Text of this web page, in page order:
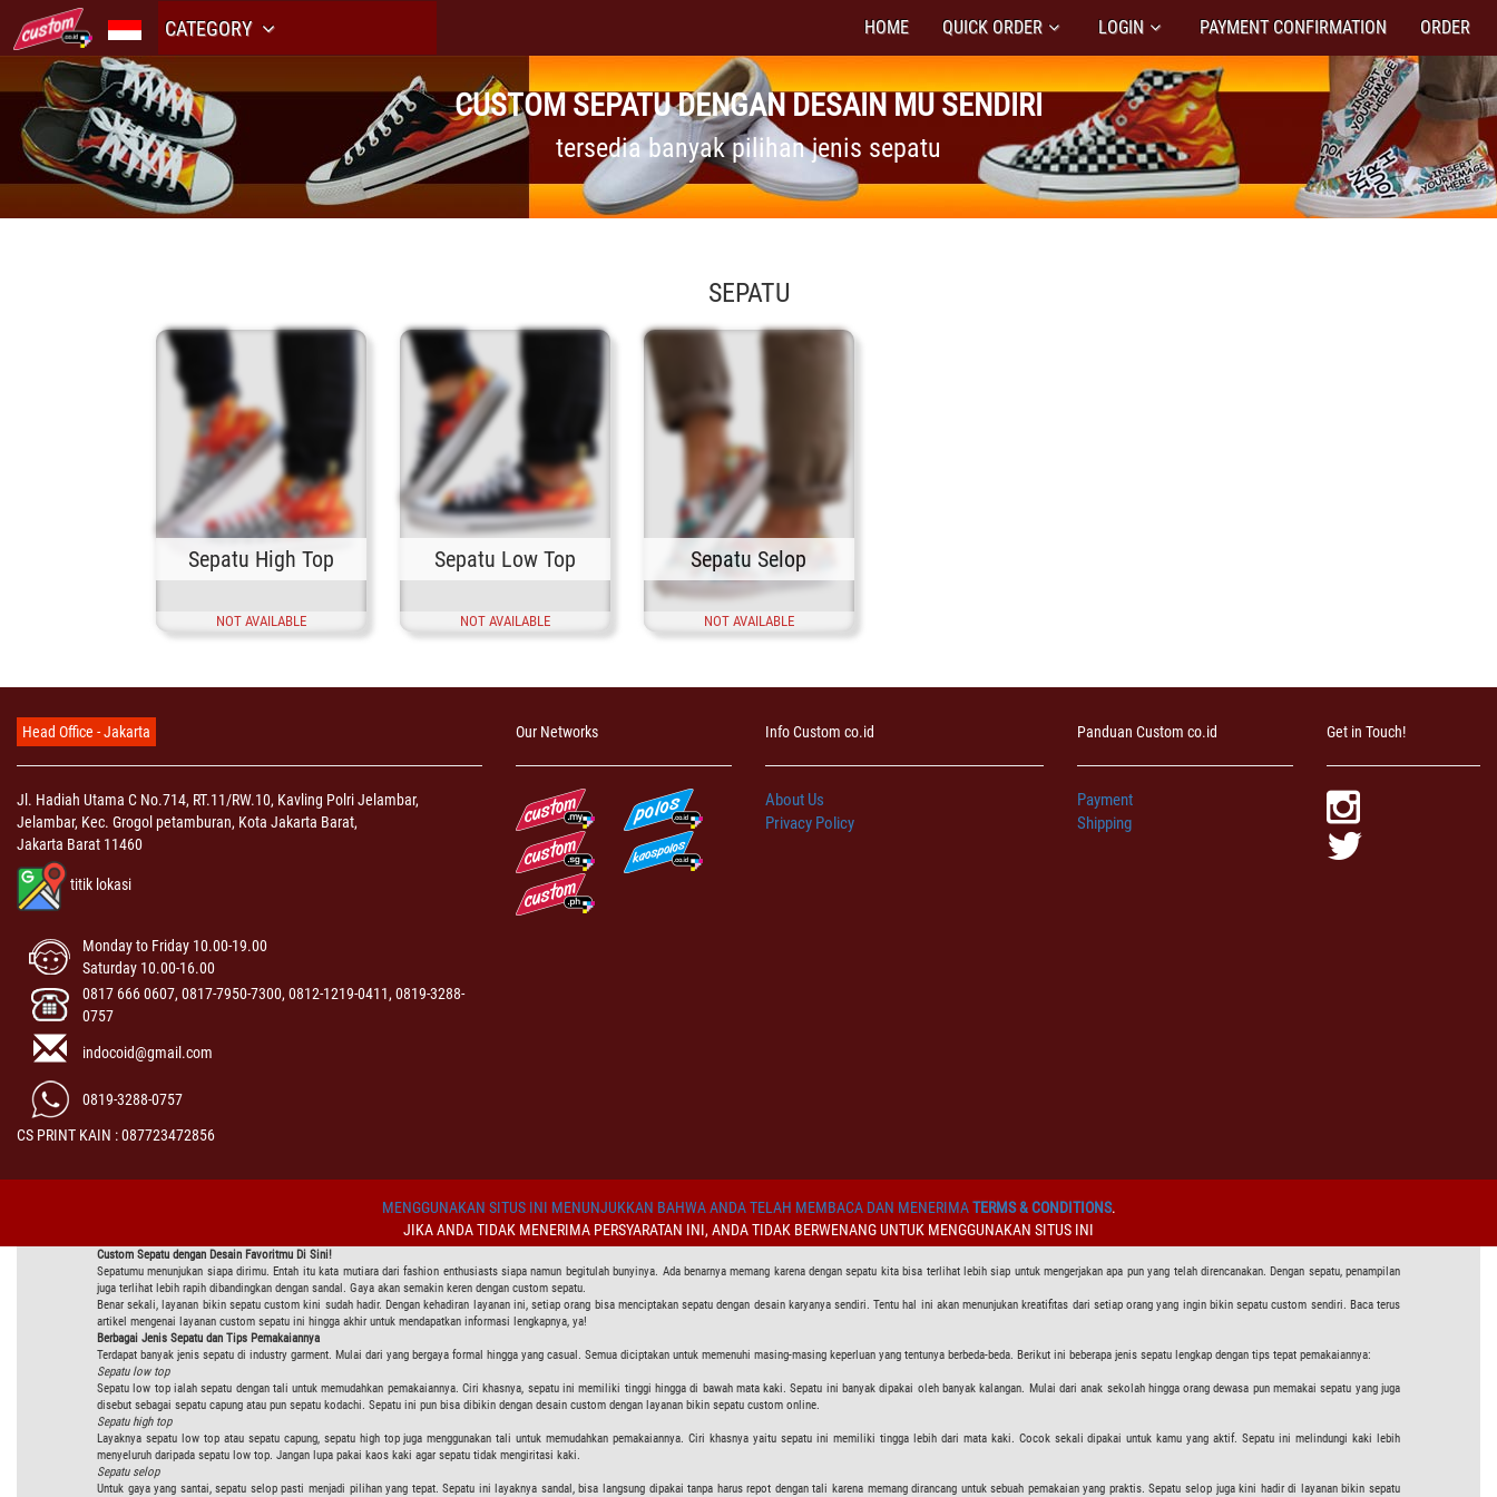
CATEGORY HOME QUICK ORDER LOGIN PAYMENT CONFIRMATION ORDER
CUSTOM SEPATU DENGAN DESAIN MU SENDIRI
tersedia banyak pilihan jenis sepatu
SEPATU
Sepatu High Top
NOT AVAILABLE
Sepatu Low Top
NOT AVAILABLE
Sepatu Selop
NOT AVAILABLE
Head Office - Jakarta
Jl. Hadiah Utama C No.714, RT.11/RW.10, Kavling Polri Jelambar,
Jelambar, Kec. Grogol petamburan, Kota Jakarta Barat,
Jakarta Barat 11460
titik lokasi
Monday to Friday 10.00-19.00
Saturday 10.00-16.00
0817 666 0607, 0817-7950-7300, 0812-1219-0411, 0819-3288-
0757
indocoid@gmail.com
0819-3288-0757
CS PRINT KAIN : 087723472856
Our Networks Info Custom co.id
About Us
Privacy Policy
Panduan Custom co.id
Payment
Shipping
Get in Touch!
MENGGUNAKAN SITUS INI MENUNJUKKAN BAHWA ANDA TELAH MEMBACA DAN MENERIMATERMS & CONDITIONS.
JIKA ANDA TIDAK MENERIMA PERSYARATAN INI, ANDA TIDAK BERWENANG UNTUK MENGGUNAKAN SITUS INI
Custom Sepatu dengan Desain Favoritmu Di Sini!
Sepatumu menunjukan siapa dirimu. Entah itu kata mutiara dari fashion enthusiasts siapa namun begitulah bunyinya. Ada benarnya memang karena dengan sepatu kita bisa terlihat lebih siap untuk mengerjakan apa pun yang telah direncanakan. Dengan sepatu, penampilan
juga terlihat lebih rapih dibandingkan dengan sandal. Gaya akan semakin keren dengan custom sepatu.
Benar sekali, layanan bikin sepatu custom kini sudah hadir. Dengan kehadiran layanan ini, setiap orang bisa menciptakan sepatu dengan desain karyanya sendiri. Tentu hal ini akan menunjukan kreatifitas dari setiap orang yang ingin bikin sepatu custom sendiri. Baca terus
artikel mengenai layanan custom sepatu ini hingga akhir untuk mendapatkan informasi lengkapnya, ya!
Berbagai Jenis Sepatu dan Tips Pemakaiannya
Terdapat banyak jenis sepatu di industry garment. Mulai dari yang bergaya formal hingga yang casual. Semua diciptakan untuk memenuhi masing-masing keperluan yang tentunya berbeda-beda. Berikut ini beberapa jenis sepatu lengkap dengan tips tepat pemakaiannya:
Sepatu low top
Sepatu low top ialah sepatu dengan tali untuk memudahkan pemakaiannya. Ciri khasnya, sepatu ini memiliki tinggi hingga di bawah mata kaki. Sepatu ini banyak dipakai oleh banyak kalangan. Mulai dari anak sekolah hingga orang dewasa pun memakai sepatu yang juga
disebut sebagai sepatu capung atau pun sepatu kodachi. Sepatu ini pun bisa dibikin dengan desain custom dengan layanan bikin sepatu custom online.
Sepatu high top
Layaknya sepatu low top atau sepatu capung, sepatu high top juga menggunakan tali untuk memudahkan pemakaiannya. Ciri khasnya yaitu sepatu ini memiliki tingga lebih dari mata kaki. Cocok sekali dipakai untuk kamu yang aktif. Sepatu ini melindungi kaki lebih
menyeluruh daripada sepatu low top. Jangan lupa pakai kaos kaki agar sepatu tidak mengiritasi kaki.
Sepatu selop
Untuk gaya yang santai, sepatu selop pasti menjadi pilihan yang tepat. Sepatu ini layaknya sandal, bisa langsung dipakai tanpa harus repot dengan tali karena memang dirancang untuk sebuah pemakaian yang praktis. Sepatu selop juga kini hadir di layanan bikin sepatu